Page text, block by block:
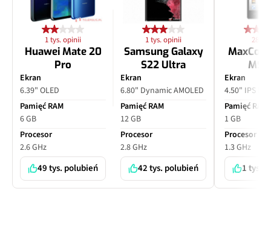
1 tys. opinii
Huawei Mate 20
Pro
Ekran
6.39" OLED
Pamięć RAM
6 GB
Procesor
2.6 GHz
49 tys. polubień
1 tys. opinii
Samsung Galaxy
S22 Ultra
Ekran
6.80" Dynamic AMOLED
Pamięć RAM
12 GB
Procesor
2.8 GHz
42 tys. polubień
28
Ekran
4.50" IPS
Pamięć RAM
1 GB
Procesor
1.3 GHz
1 tys.